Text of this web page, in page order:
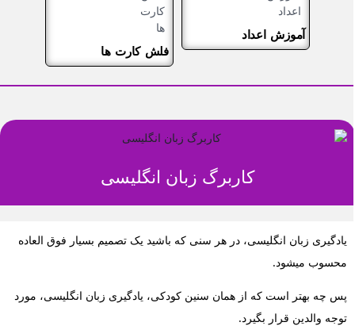
آموزش اعداد
فلش کارت ها
کاربرگ زبان انگلیسی
یادگیری زبان انگلیسی، در هر سنی که باشید یک تصمیم بسیار فوق العاده
محسوب میشود.
پس چه بهتر است که از همان سنین کودکی، یادگیری زبان انگلیسی، مورد
توجه والدین قرار بگیرد.